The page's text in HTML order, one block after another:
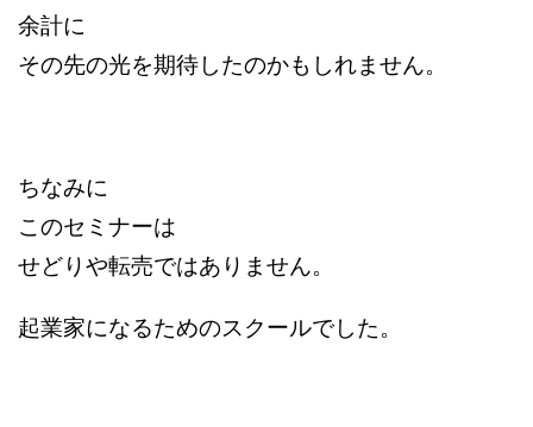
余計に
その先の光を期待したのかもしれません。
ちなみに
このセミナーは
せどりや転売ではありません。
起業家になるためのスクールでした。